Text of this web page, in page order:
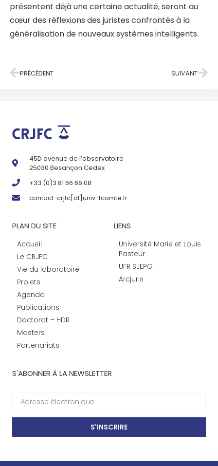
présentent déjà une certaine actualité, seront au
cœur des réflexions des juristes confrontés à la
généralisation de nouveaux systèmes intelligents.
PRÉCÉDENT SUIVANT
45D avenue de l’observatoire
25030 Besançon Cedex
+33 (0)3 81 66 66 08
contact-crjfc[at]univ-fcomte.fr
PLAN DU SITE
Accueil
Le CRJFC
Vie du laboratoire
Projets
Agenda
Publications
Doctorat – HDR
Masters
Partenariats
LIENS
Université Marie et Louis
Pasteur
UFR SJEPG
Arcjuris
S'ABONNER À LA NEWSLETTER
S'INSCRIRE